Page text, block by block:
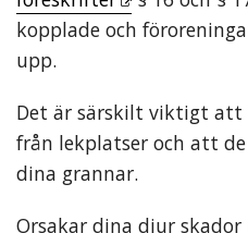
kopplade och
upp.
Det är särskilt viktigt
från lekplatser och att
dina grannar.
Orsakar dina djur